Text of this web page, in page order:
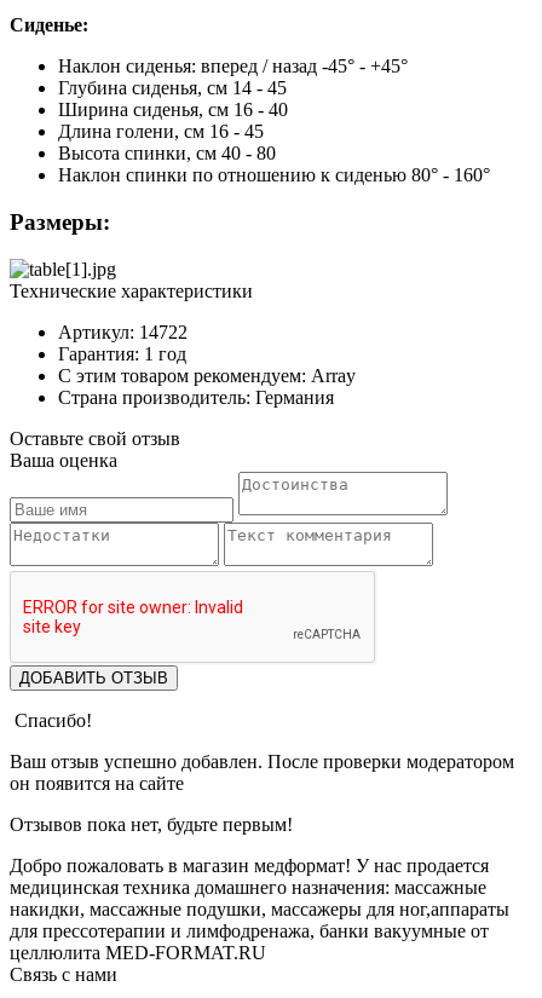
Сиденье:
Наклон сиденья: вперед / назад -45° - +45°
Глубина сиденья, см 14 - 45
Ширина сиденья, см 16 - 40
Длина голени, см 16 - 45
Высота спинки, см 40 - 80
Наклон спинки по отношению к сиденью 80° - 160°
Размеры:
Технические характеристики
Артикул: 14722
Гарантия: 1 год
С этим товаром рекомендуем: Array
Страна производитель: Германия
Оставьте свой отзыв
Ваша оценка
ДОБАВИТЬ ОТЗЫВ
Спасибо!
Ваш отзыв успешно добавлен. После проверки модератором
он появится на сайте
Отзывов пока нет, будьте первым!
Добро пожаловать в магазин медформат! У нас продается
медицинская техника домашнего назначения: массажные
накидки, массажные подушки, массажеры для ног,аппараты
для прессотерапии и лимфодренажа, банки вакуумные от
целлюлита MED-FORMAT.RU
Связь с нами